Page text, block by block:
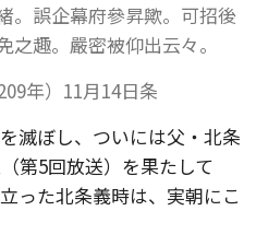
。誤企幕府參昇歟。可招後
趣。嚴密被仰出云々。
年）11月14日条
滅ぼし、ついには父・北条
第5回放送）を果たして
った北条義時は、実朝にこ